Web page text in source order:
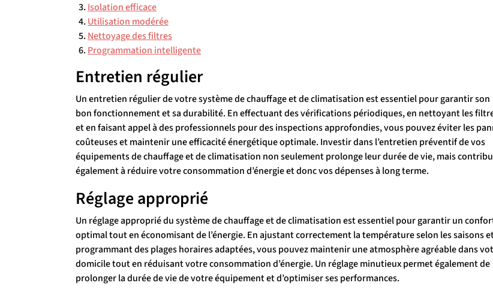
Isolation efficace
Utilisation modérée
Nettoyage des filtres
Programmation intelligente
Entretien régulier
Un entretien régulier de votre système de chauffage et de climatisation est essentiel pour garantir son
bon fonctionnement et sa durabilité. En effectuant des vérifications périodiques, en nettoyant les
et en faisant appel à des professionnels pour des inspections approfondies, vous pouvez éviter les
coûteuses et maintenir une efficacité énergétique optimale. Investir dans l’entretien préventif de vos
équipements de chauffage et de climatisation non seulement prolonge leur durée de vie, mais
également à réduire votre consommation d’énergie et donc vos dépenses à long terme.
Réglage approprié
Un réglage approprié du système de chauffage et de climatisation est essentiel pour garantir un
optimal tout en économisant de l’énergie. En ajustant correctement la température selon les saisons
programmant des plages horaires adaptées, vous pouvez maintenir une atmosphère agréable dans
domicile tout en réduisant votre consommation d’énergie. Un réglage minutieux permet également de
prolonger la durée de vie de votre équipement et d’optimiser ses performances.